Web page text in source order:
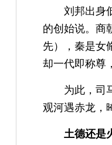
刘邦出身
的创始说。商
先），秦是女
却一代即称尊
为此，司
观河遇赤龙，
土德还是